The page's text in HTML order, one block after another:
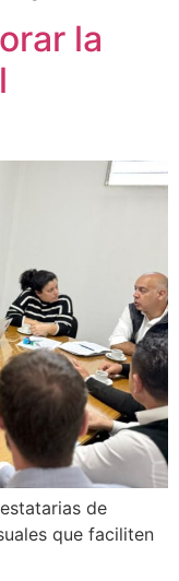
la
de
que faciliten